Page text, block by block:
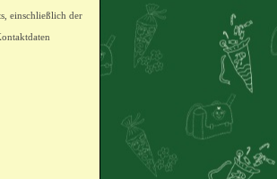
einschließlich der